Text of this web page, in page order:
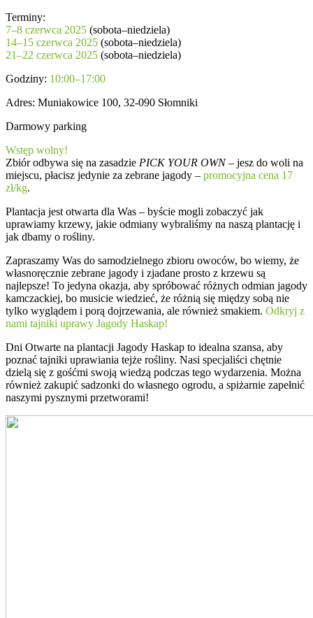
Terminy:
7–8 czerwca 2025 (sobota–niedziela)
14–15 czerwca 2025 (sobota–niedziela)
21–22 czerwca 2025 (sobota–niedziela)
Godziny: 10:00–17:00
Adres: Muniakowice 100, 32-090 Słomniki
Darmowy parking
Wstęp wolny!
Zbiór odbywa się na zasadzie PICK YOUR OWN– jesz do woli na
miejscu, płacisz jedynie za zebrane jagody – promocyjna cena 17
zł/kg.
Plantacja jest otwarta dla Was – byście mogli zobaczyć jak
uprawiamy krzewy, jakie odmiany wybraliśmy na naszą plantację i
jak dbamy o rośliny.
Zapraszamy Was do samodzielnego zbioru owoców, bo wiemy, że
własnoręcznie zebrane jagody i zjadane prosto z krzewu są
najlepsze! To jedyna okazja, aby spróbować różnych odmian jagody
kamczackiej, bo musicie wiedzieć, że różnią się między sobą nie
tylko wyglądem i porą dojrzewania, ale również smakiem. Odkryj z
nami tajniki uprawy Jagody Haskap!
Dni Otwarte na plantacji Jagody Haskap to idealna szansa, aby
poznać tajniki uprawiania tejże rośliny. Nasi specjaliści chętnie
dzielą się z gośćmi swoją wiedzą podczas tego wydarzenia. Można
również zakupić sadzonki do własnego ogrodu, a spiżarnie zapełnić
naszymi pysznymi przetworami!